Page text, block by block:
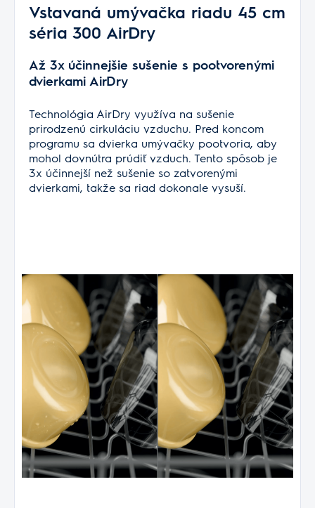
Vstavaná umývačka riadu 45 cm
séria 300 AirDry
Až 3x účinnejšie sušenie s pootvorenými
dvierkami AirDry
Technológia AirDry využíva na sušenie
prirodzenú cirkuláciu vzduchu. Pred koncom
programu sa dvierka umývačky pootvoria, aby
mohol dovnútra prúdiť vzduch. Tento spôsob je
3x účinnejší než sušenie so zatvorenými
dvierkami, takže sa riad dokonale vysuší.